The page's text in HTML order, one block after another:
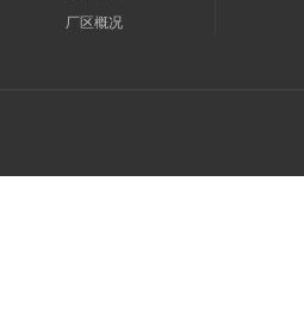
厂区概况